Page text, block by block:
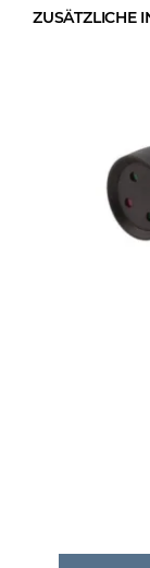
ZUSÄTZLICHE